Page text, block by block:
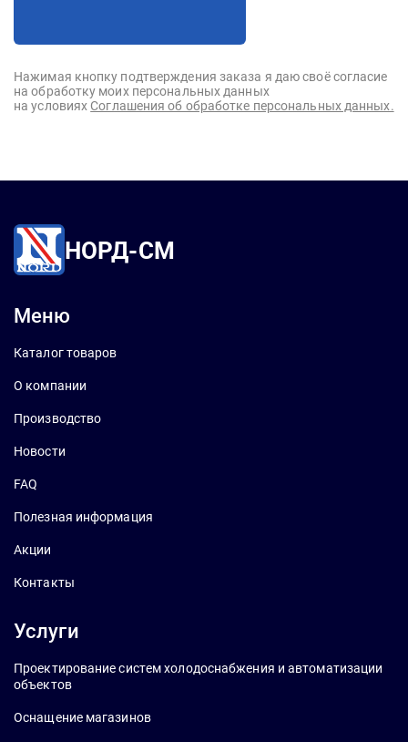
Нажимая кнопку подтверждения заказа я даю своё согласие
на обработку моих персональных данных
на условиях Соглашения об обработке персональных данных.
НОРД-СМ
Меню
Каталог товаров
О компании
Производство
Новости
FAQ
Полезная информация
Акции
Контакты
Услуги
Проектирование систем холодоснабжения и автоматизации
объектов
Оснащение магазинов